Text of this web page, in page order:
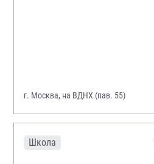
г. Москва, на ВДНХ (пав. 55)
Школа